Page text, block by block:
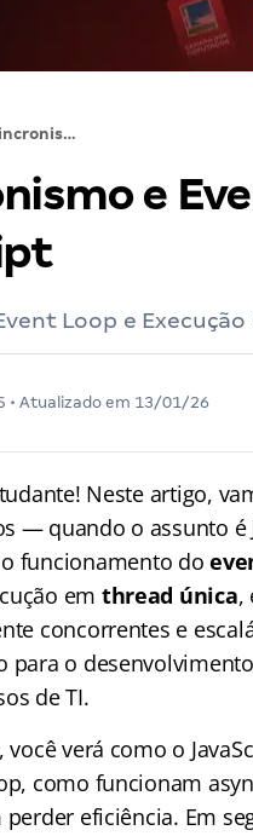
Assincronismo e Event Loop em JavaScript
e
Loop e
• Atualizado em 13/01/26
Neste artigo,
— quando o assunto é
funcionamento do
em thread única,
concorrentes e
para o
de TI.
verá como o
como funcionam
eficiência. Em